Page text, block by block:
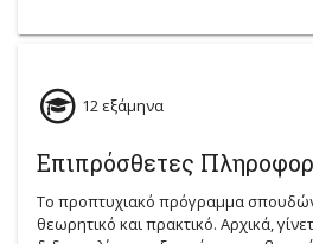
12 εξάμηνα
Επιπρόσθετες
Το προπτυχιακό πρόγραμμα
θεωρητικό και πρακτικό. Αρχικά,